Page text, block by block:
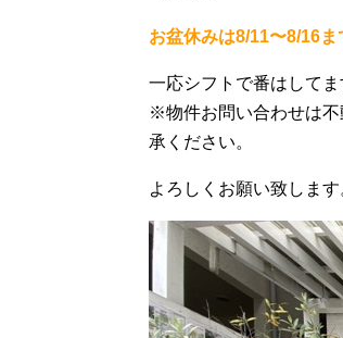
お盆休みは8/11〜8/16ま
一応シフトで番はして
※物件お問い合わせは不
承ください。
よろしくお願い致します